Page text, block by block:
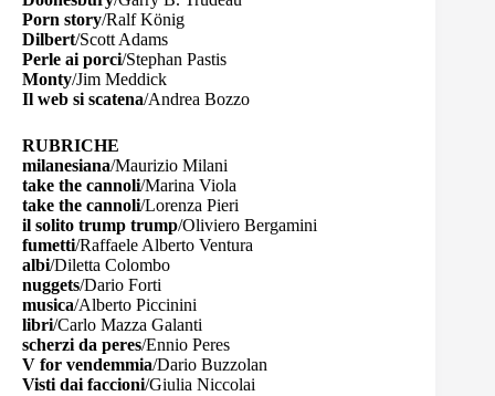
Porn story/Ralf König
Dilbert/Scott Adams
Perle ai porci/Stephan Pastis
Monty/Jim Meddick
Il web si scatena/Andrea Bozzo
RUBRICHE
milanesiana/Maurizio Milani
take the cannoli/Marina Viola
take the cannoli/Lorenza Pieri
il solito trump trump/Oliviero Bergamini
fumetti/Raffaele Alberto Ventura
albi/Diletta Colombo
nuggets/Dario Forti
musica/Alberto Piccinini
libri/Carlo Mazza Galanti
scherzi da peres/Ennio Peres
V for vendemmia/Dario Buzzolan
Visti dai faccioni/Giulia Niccolai